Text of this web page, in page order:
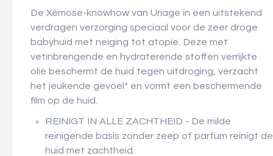
De Xémose-knowhow van Uriage in een uitstekend
verdragen verzorging speciaal voor de zeer droge
babyhuid met neiging tot atopie. Deze met
vetinbrengende en hydraterende stoffen verrijkte
olie beschermt de huid tegen uitdroging, verzacht
het jeukende gevoel* en vormt een beschermende
film op de huid.
REINIGT IN ALLE ZACHTHEID - De milde
reinigende basis zonder zeep of parfum reinigt de
huid met zachtheid.